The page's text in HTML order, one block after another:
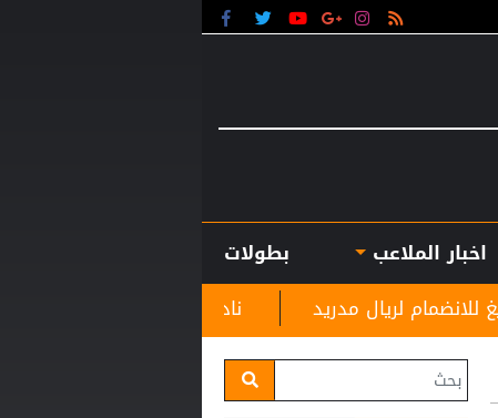
اخبار الملاعب
بطولات
نادي الرمثا يستقبل مدربه الجديد غاسانين